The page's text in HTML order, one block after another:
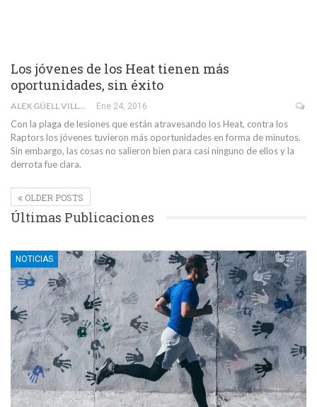
Los jóvenes de los Heat tienen más
oportunidades, sin éxito
ALEX GÜELL VILLAR Ene 24, 2016
Con la plaga de lesiones que están atravesando los Heat, contra los
Raptors los jóvenes tuvieron más oportunidades en forma de minutos.
Sin embargo, las cosas no salieron bien para casi ninguno de ellos y la
derrota fue clara.
OLDER POSTS
Últimas Publicaciones
NOTICIAS